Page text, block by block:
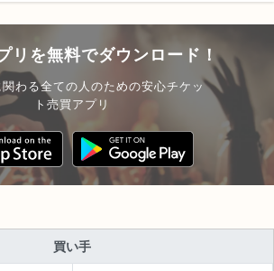
リを無料でダウンロード！
わる全ての人のための安心チケッ
ト売買アプリ
買い手